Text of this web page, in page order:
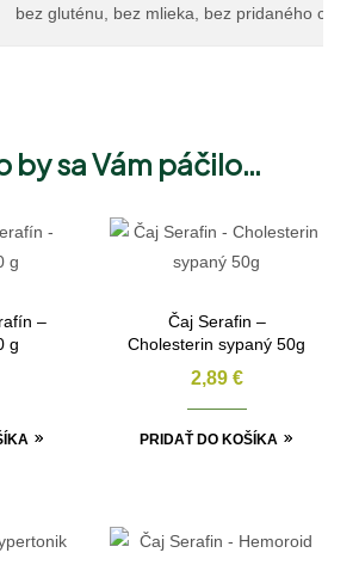
bez gluténu, bez mlieka, bez pridaného cukru
by sa Vám páčilo…
–
g
Čaj Serafin –
Cholesterin sypaný 50g
2,89 €
PRIDAŤ DO KOŠÍKA